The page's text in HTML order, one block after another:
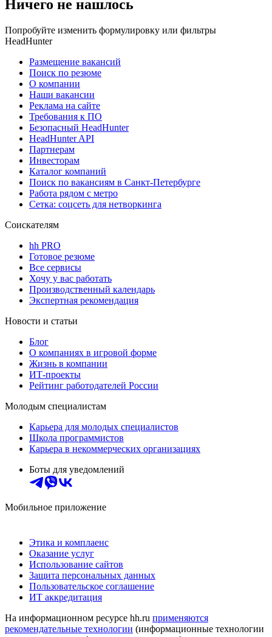
Ничего не нашлось
Попробуйте изменить формулировку или фильтры
HeadHunter
Размещение вакансий
Поиск по резюме
О компании
Наши вакансии
Реклама на сайте
Требования к ПО
Безопасный HeadHunter
HeadHunter API
Партнерам
Инвесторам
Каталог компаний
Поиск по вакансиям в Санкт-Петербурге
Работа рядом с метро
Сетка: соцсеть для нетворкинга
Соискателям
hh PRO
Готовое резюме
Все сервисы
Хочу у вас работать
Производственный календарь
Экспертная рекомендация
Новости и статьи
Блог
О компаниях в игровой форме
Жизнь в компании
ИТ-проекты
Рейтинг работодателей России
Молодым специалистам
Карьера для молодых специалистов
Школа программистов
Карьера в некоммерческих организациях
Боты для уведомлений
Мобильное приложение
Этика и комплаенс
Оказание услуг
Использование сайтов
Защита персональных данных
Пользовательское соглашение
ИТ аккредитация
На информационном ресурсе hh.ru применяются
рекомендательные технологии (информационные технологии